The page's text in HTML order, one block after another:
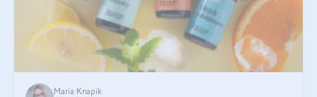
Maria Knapik